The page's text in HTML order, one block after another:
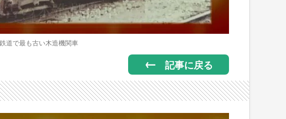
道で最も古い木造機関車
記事に戻る